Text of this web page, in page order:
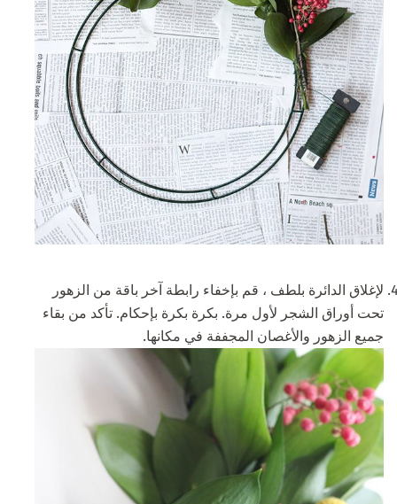
لإغلاق الدائرة بلطف ، قم بإخفاء رابطة آخر باقة من الزهور
تحت أوراق الشجر لأول مرة. بكرة بكرة بإحكام. تأكد من بقاء
جميع الزهور والأغصان المجففة في مكانها.